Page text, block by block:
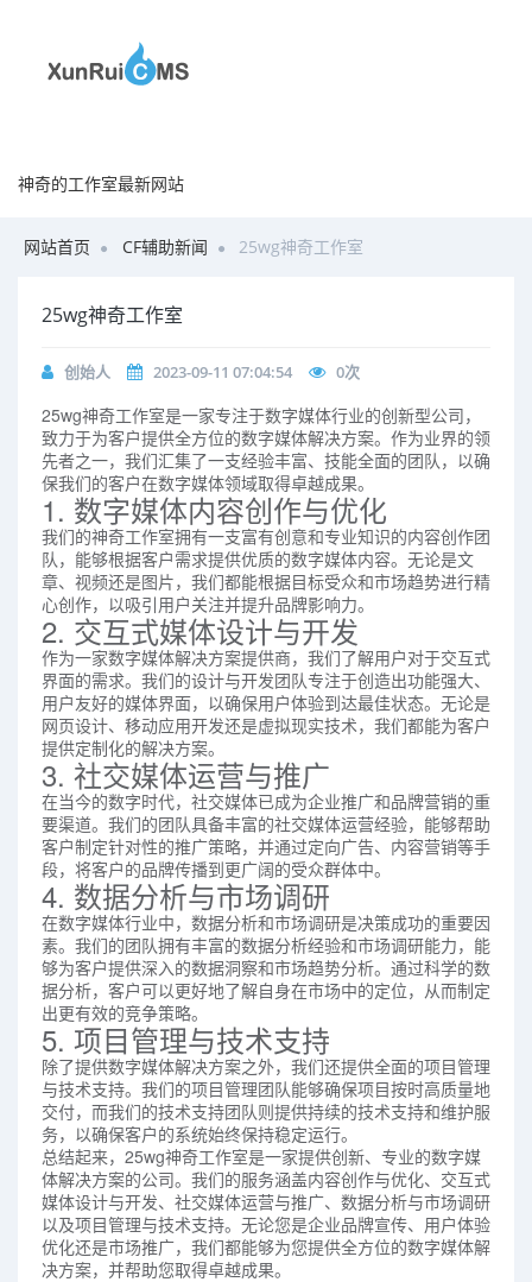
神奇的工作室最新网站
网站首页 CF辅助新闻 25wg神奇工作室
25wg神奇工作室
创始人 2023-09-11 07:04:54 0次
25wg神奇工作室是一家专注于数字媒体行业的创新型公司，
致力于为客户提供全方位的数字媒体解决方案。作为业界的领
先者之一，我们汇集了一支经验丰富、技能全面的团队，以确
保我们的客户在数字媒体领域取得卓越成果。
1. 数字媒体内容创作与优化
我们的神奇工作室拥有一支富有创意和专业知识的内容创作团
队，能够根据客户需求提供优质的数字媒体内容。无论是文
章、视频还是图片，我们都能根据目标受众和市场趋势进行精
心创作，以吸引用户关注并提升品牌影响力。
2. 交互式媒体设计与开发
作为一家数字媒体解决方案提供商，我们了解用户对于交互式
界面的需求。我们的设计与开发团队专注于创造出功能强大、
用户友好的媒体界面，以确保用户体验到达最佳状态。无论是
网页设计、移动应用开发还是虚拟现实技术，我们都能为客户
提供定制化的解决方案。
3. 社交媒体运营与推广
在当今的数字时代，社交媒体已成为企业推广和品牌营销的重
要渠道。我们的团队具备丰富的社交媒体运营经验，能够帮助
客户制定针对性的推广策略，并通过定向广告、内容营销等手
段，将客户的品牌传播到更广阔的受众群体中。
4. 数据分析与市场调研
在数字媒体行业中，数据分析和市场调研是决策成功的重要因
素。我们的团队拥有丰富的数据分析经验和市场调研能力，能
够为客户提供深入的数据洞察和市场趋势分析。通过科学的数
据分析，客户可以更好地了解自身在市场中的定位，从而制定
出更有效的竞争策略。
5. 项目管理与技术支持
除了提供数字媒体解决方案之外，我们还提供全面的项目管理
与技术支持。我们的项目管理团队能够确保项目按时高质量地
交付，而我们的技术支持团队则提供持续的技术支持和维护服
务，以确保客户的系统始终保持稳定运行。
总结起来，25wg神奇工作室是一家提供创新、专业的数字媒
体解决方案的公司。我们的服务涵盖内容创作与优化、交互式
媒体设计与开发、社交媒体运营与推广、数据分析与市场调研
以及项目管理与技术支持。无论您是企业品牌宣传、用户体验
优化还是市场推广，我们都能够为您提供全方位的数字媒体解
决方案，并帮助您取得卓越成果。